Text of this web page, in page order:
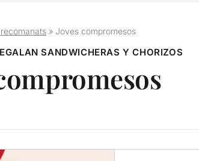
» Joves compromesos
SANDWICHERAS Y CHORIZOS